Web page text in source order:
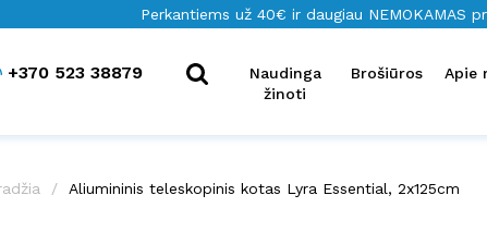
Perkantiems už 40€ ir daugiau NEMOKAMAS
+370 523 38879
Naudinga
žinoti
Brošiūros Apie
Aliumininis teleskopinis kotas Lyra Essential, 2x125cm